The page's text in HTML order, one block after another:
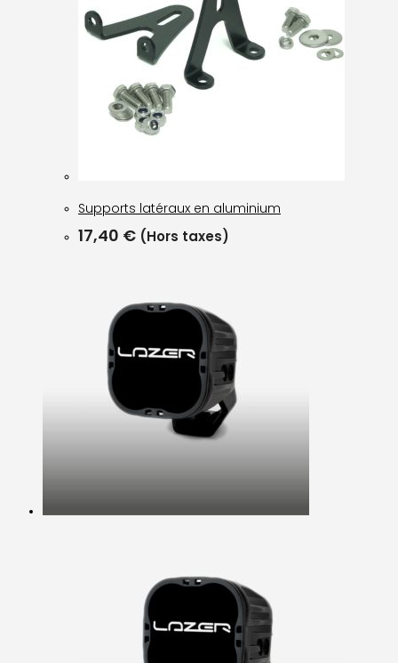
Supports latéraux en aluminium
17,40 € (Hors taxes)